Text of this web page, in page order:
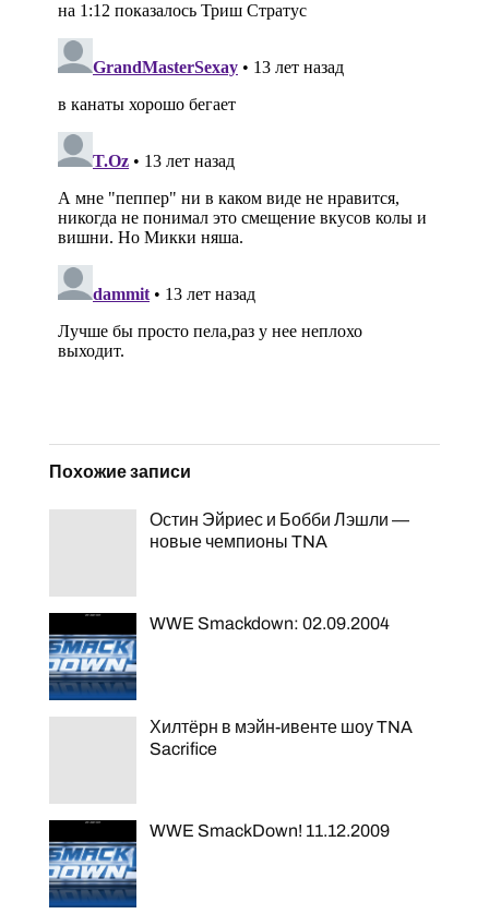
Похожие записи
Остин Эйриес и Бобби Лэшли —
новые чемпионы TNA
WWE Smackdown: 02.09.2004
Хилтёрн в мэйн-ивенте шоу TNA
Sacrifice
WWE SmackDown! 11.12.2009